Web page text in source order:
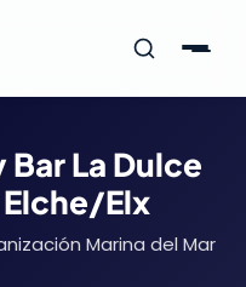
La Dulce
Elx
Marina del Mar